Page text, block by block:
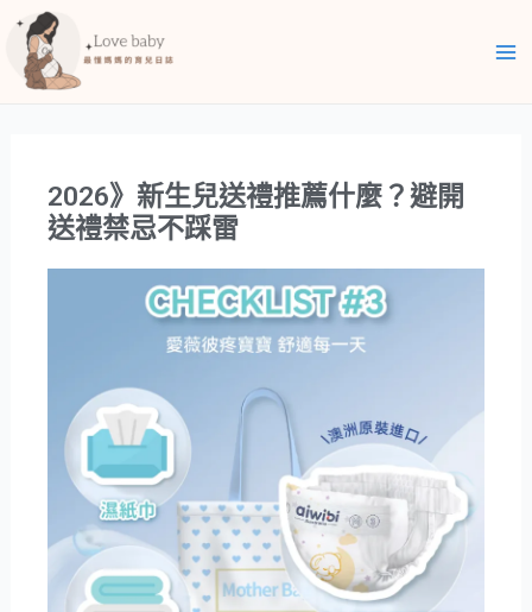
2026》新生兒送禮推薦什麼？避開
送禮禁忌不踩雷